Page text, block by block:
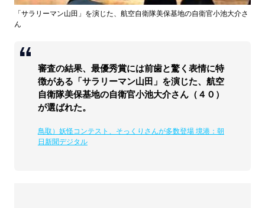
「サラリーマン山田」を演じた、航空自衛隊美保基地の自衛官小池大介さ
ん
審査の結果、最優秀賞には前歯と驚く表情に特
徴がある「サラリーマン山田」を演じた、航空
自衛隊美保基地の自衛官小池大介さん（４０）
が選ばれた。
鳥取）妖怪コンテスト、そっくりさんが多数登場 境港：朝
日新聞デジタル